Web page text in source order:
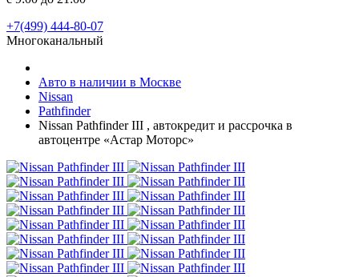
+7(499) 444-80-07
Многоканальный
Авто в наличии в Москве
Nissan
Pathfinder
Nissan Pathfinder III , автокредит и рассрочка в
автоцентре «Астар Моторс»